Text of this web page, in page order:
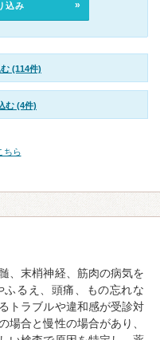
込み
(114件)
む (4件)
ちら
、末梢神経、筋肉の病気を
るえ、頭痛、もの忘れな
トラブルや違和感が受診対
場合と慢性の場合があり、